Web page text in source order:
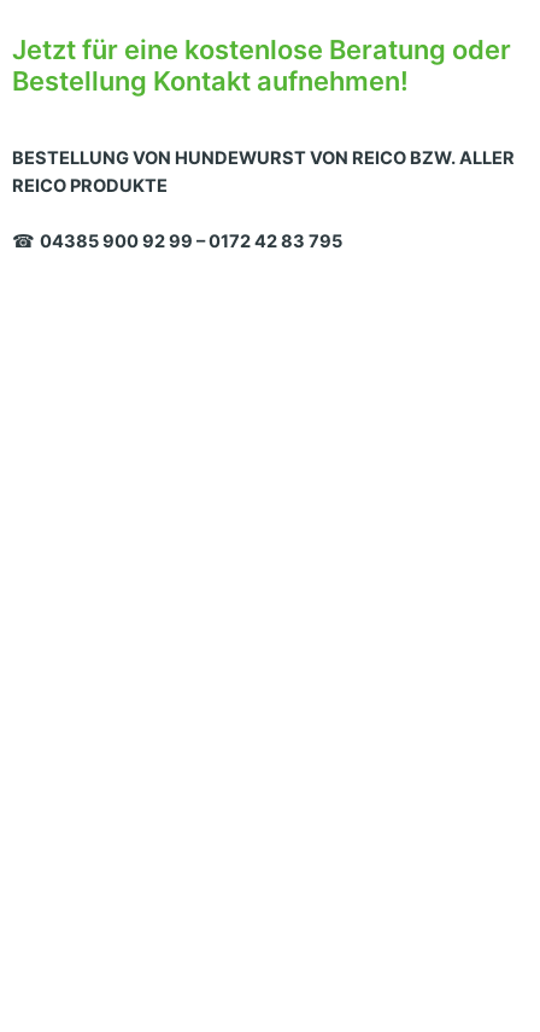
Jetzt für eine kostenlose Beratung oder
Bestellung Kontakt aufnehmen!
BESTELLUNG VON HUNDEWURST VON REICO BZW. ALLER
REICO PRODUKTE
☎ 04385 900 92 99 – 0172 42 83 795